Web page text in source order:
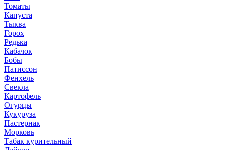
Томаты
Капуста
Тыква
Горох
Редька
Кабачок
Бобы
Патиссон
Фенхель
Свекла
Картофель
Огурцы
Кукуруза
Пастернак
Морковь
Табак курительный